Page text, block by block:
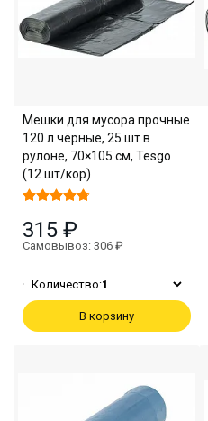
Мешки для мусора прочные
120 л чёрные, 25 шт в
рулоне, 70×105 см, Tesgo
(12 шт/кор)
315 ₽
Самовывоз: 306 ₽
Количество:1
В корзину